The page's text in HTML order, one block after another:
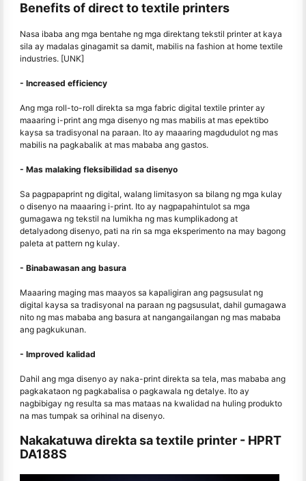
Benefits of direct to textile printers
Nasa ibaba ang mga bentahe ng mga direktang tekstil printer at kaya
sila ay madalas ginagamit sa damit, mabilis na fashion at home textile
industries. [UNK]
- Increased efficiency
Ang mga roll-to-roll direkta sa mga fabric digital textile printer ay
maaaring i-print ang mga disenyo ng mas mabilis at mas epektibo
kaysa sa tradisyonal na paraan. Ito ay maaaring magdudulot ng mas
mabilis na pagkabalik at mas mababa ang gastos.
- Mas malaking fleksibilidad sa disenyo
Sa pagpapaprint ng digital, walang limitasyon sa bilang ng mga kulay
o disenyo na maaaring i-print. Ito ay nagpapahintulot sa mga
gumagawa ng tekstil na lumikha ng mas kumplikadong at
detalyadong disenyo, pati na rin sa mga eksperimento na may bagong
paleta at pattern ng kulay.
- Binabawasan ang basura
Maaaring maging mas maayos sa kapaligiran ang pagsusulat ng
digital kaysa sa tradisyonal na paraan ng pagsusulat, dahil gumagawa
nito ng mas mababa ang basura at nangangailangan ng mas mababa
ang pagkukunan.
- Improved kalidad
Dahil ang mga disenyo ay naka-print direkta sa tela, mas mababa ang
pagkakataon ng pagkabalisa o pagkawala ng detalye. Ito ay
nagbibigay ng resulta sa mas mataas na kwalidad na huling produkto
na mas tumpak sa orihinal na disenyo.
Nakakatuwa direkta sa textile printer - HPRT
DA188S